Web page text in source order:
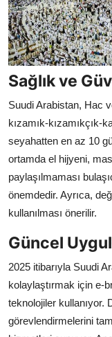
Sağlık ve
Suudi Arabistan, Hac
kızamık-kızamıkçık-
seyahatten en az 10
ortamda el hijyeni,
paylaşılmaması
önemdedir. Ayrıca,
kullanılması önerilir.
Güncel
2025 itibarıyla Suudi
kolaylaştırmak için e-
teknolojiler kullanıyor.
görevlendirmelerini